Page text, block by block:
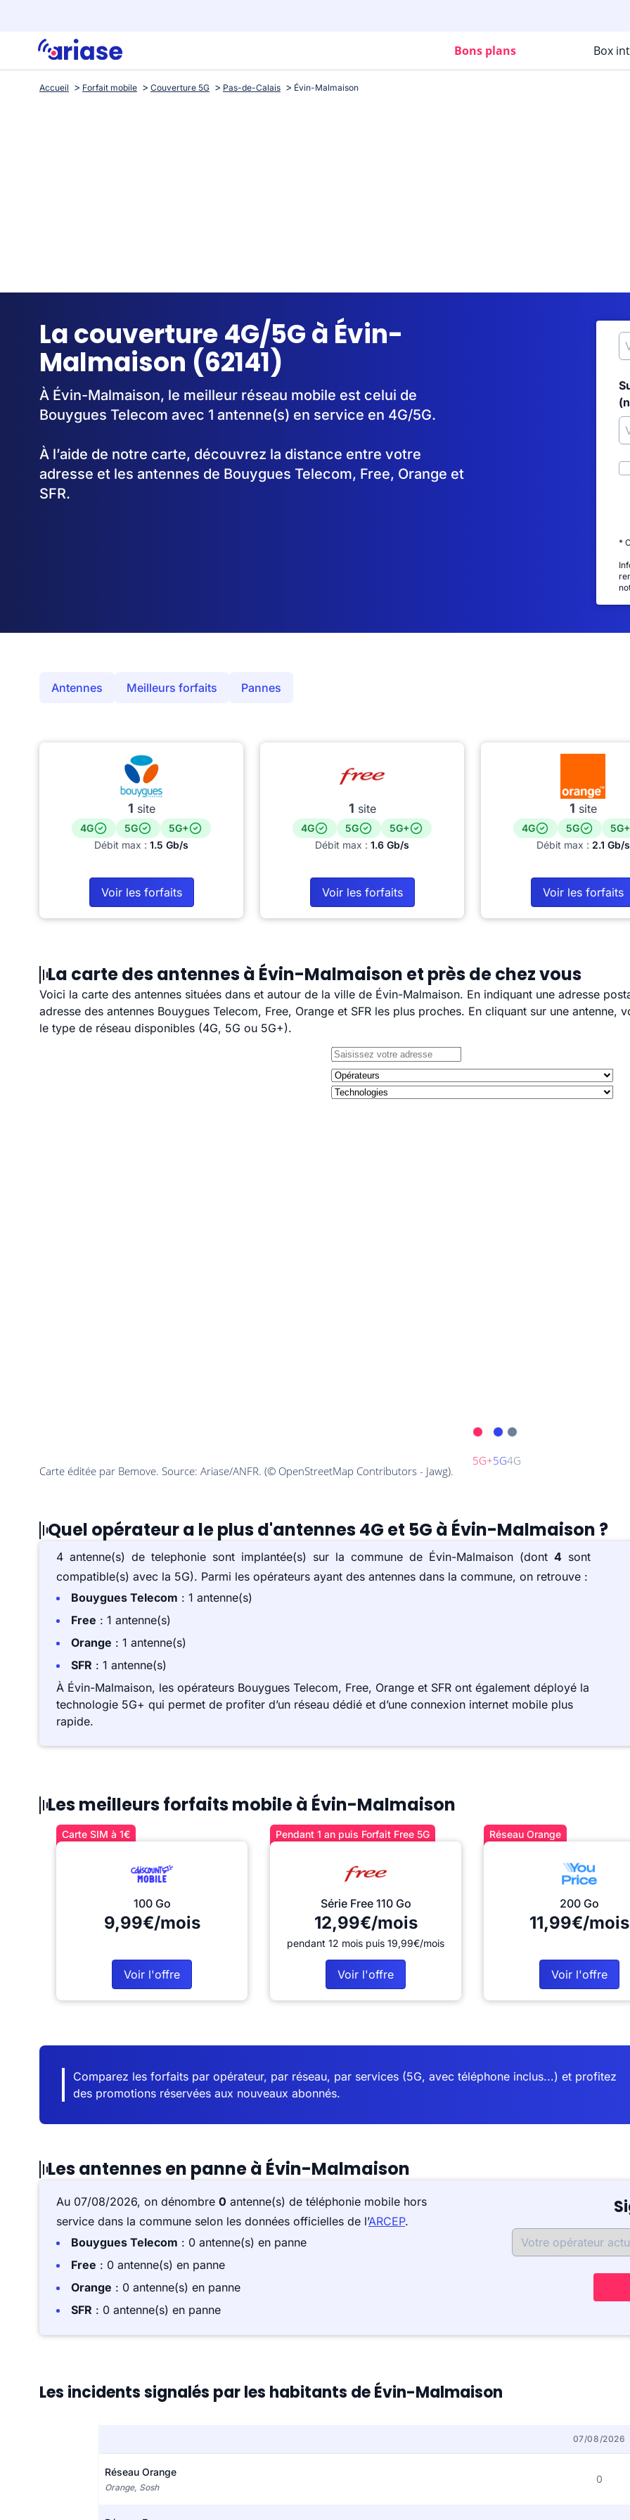
Bons plans Box
Accueil Forfait mobile Couverture 5G Pas-de-Calais Évin-Malmaison
La couverture 4G/5G à Évin-
Malmaison (62141)
À Évin-Malmaison, le meilleur réseau mobile est celui de
Bouygues Telecom avec 1 antenne(s) en service en 4G/5G.
À l’aide de notre carte, découvrez la distance entre votre
adresse et les antennes de Bouygues Telecom, Free, Orange et
SFR.
*
Antennes Meilleurs forfaits Pannes
1 site
4G 5G
5G+
Débit max : 1.5 Gb/s
Voir les forfaits
1 site
4G 5G
5G+
Débit max : 1.6 Gb/s
Voir les forfaits
1 site
4G 5G
5G+
Débit max : 2.1 Gb/s
Voir les forfaits
La carte des antennes à Évin-Malmaison et près de chez vous
Voici la carte des antennes situées dans et autour de la ville de Évin-Malmaison. En indiquant une adresse
adresse des antennes Bouygues Telecom, Free, Orange et SFR les plus proches. En cliquant sur une
le type de réseau disponibles (4G, 5G ou 5G+).
Quel opérateur a le plus d'antennes 4G et 5G à Évin-Malmaison ?
4 antenne(s) de telephonie sont implantée(s) sur la commune de Évin-Malmaison (dont 4 sont
compatible(s) avec la 5G). Parmi les opérateurs ayant des antennes dans la commune, on retrouve :
Bouygues Telecom : 1 antenne(s)
Free : 1 antenne(s)
Orange : 1 antenne(s)
SFR : 1 antenne(s)
À Évin-Malmaison, les opérateurs Bouygues Telecom, Free, Orange et SFR ont également déployé la
technologie 5G+ qui permet de profiter d’un réseau dédié et d’une connexion internet mobile plus
rapide.
Les meilleurs forfaits mobile à Évin-Malmaison
Carte SIM à 1€
100 Go
9,99€/mois
Voir l'offre
Pendant 1 an puis Forfait Free 5G
Série Free 110 Go
12,99€/mois
pendant 12 mois puis 19,99€/mois
Voir l'offre
Réseau Orange
200 Go
11,99€/mois
Voir l'offre
Comparez les forfaits par opérateur, par réseau, par services (5G, avec téléphone inclus...) et profitez
des promotions réservées aux nouveaux abonnés.
Les antennes en panne à Évin-Malmaison
Au 07/08/2026, on dénombre 0 antenne(s) de téléphonie mobile hors
service dans la commune selon les données officielles de l’ARCEP.
Bouygues Telecom : 0 antenne(s) en panne
Free : 0 antenne(s) en panne
Orange : 0 antenne(s) en panne
SFR : 0 antenne(s) en panne
Les incidents signalés par les habitants de Évin-Malmaison
07/08/2026
Réseau Orange
Orange, Sosh
0